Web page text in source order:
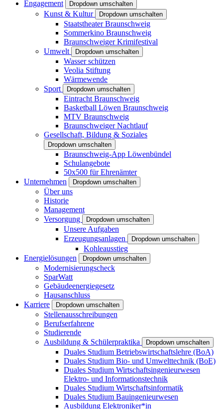
Engagement
Dropdown umschalten
Kunst & Kultur Dropdown umschalten
Staatstheater Braunschweig
Sommerkino Braunschweig
Braunschweiger Krimifestival
Umwelt
Dropdown umschalten
Wasser schützen
Veolia Stiftung
Wärmewende
Sport
Dropdown umschalten
Eintracht Braunschweig
Basketball Löwen Braunschweig
MTV Braunschweig
Braunschweiger Nachtlauf
Gesellschaft, Bildung & Soziales
Dropdown umschalten
Braunschweig-App Löwenbündel
Schulangebote
50x500 für Ehrenämter
Unternehmen
Dropdown umschalten
Über uns
Historie
Management
Versorgung
Dropdown umschalten
Unsere Aufgaben
Erzeugungsanlagen
Dropdown umschalten
Kohleausstieg
Energielösungen
Dropdown umschalten
Modernisierungscheck
SparWatt
Gebäudeenergiegesetz
Hausanschluss
Karriere
Dropdown umschalten
Stellenausschreibungen
Berufserfahrene
Studierende
Ausbildung & Schülerpraktika
Dropdown umschalten
Duales Studium Betriebswirtschaftslehre (BoA)
Duales Studium Bio- und Umwelttechnik (BoE)
Duales Studium Wirtschaftsingenieurwesen
Elektro- und Informationstechnik
Duales Studium Wirtschaftsinformatik
Duales Studium Bauingenieurwesen
Ausbildung Elektroniker*in